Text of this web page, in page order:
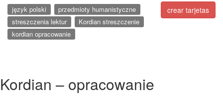
crear tarjetas
język polski
przedmioty humanistyczne
streszczenia lektur
Kordian streszczenie
kordian opracowanie
Kordian – opracowanie